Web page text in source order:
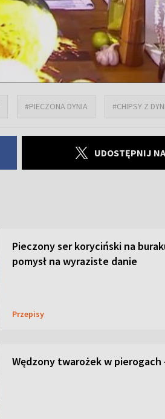
#PIECZONA DYNIA #CHIPSY Z DYNI
UDOSTĘPNIJ
Pieczony ser koryciński na
pomysł na wyraziste danie
Przepisy
Wędzony twarożek w